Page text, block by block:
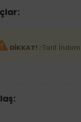
DİKKAT! :Tarif